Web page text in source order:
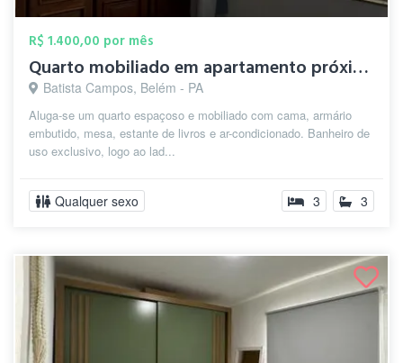
R$ 1.400,00 por mês
Quarto mobiliado em apartamento próximo ...
Batista Campos, Belém - PA
Aluga-se um quarto espaçoso e mobiliado com cama, armário
embutido, mesa, estante de livros e ar-condicionado. Banheiro de
uso exclusivo, logo ao lad...
Qualquer sexo 3 3